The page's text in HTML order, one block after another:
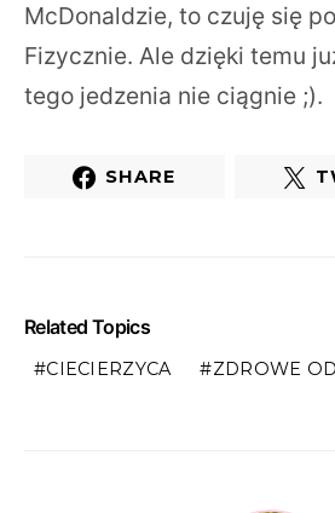
McDonaldzie, to czuję się
Fizycznie. Ale dzięki temu
tego jedzenia nie ciągnie ;).
SHARE
Related Topics
CIECIERZYCA ZDROWE